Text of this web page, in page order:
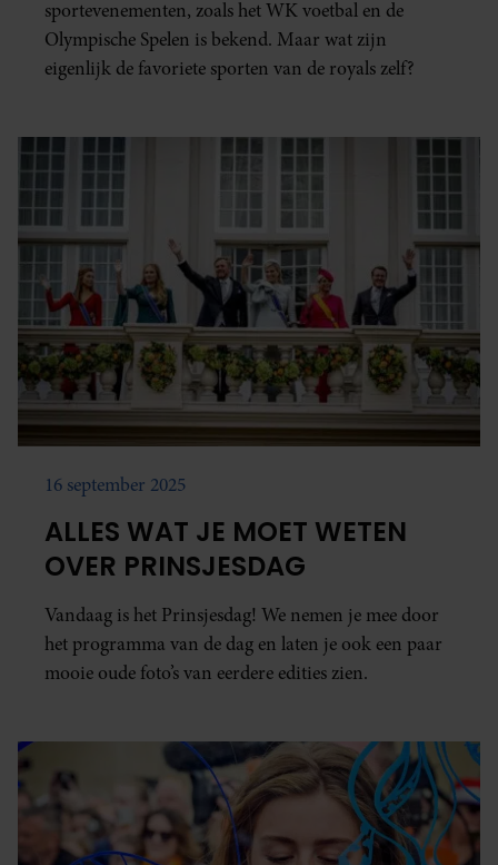
sportevenementen, zoals het WK voetbal en de
Olympische Spelen is bekend. Maar wat zijn
eigenlijk de favoriete sporten van de royals zelf?
16 september 2025
ALLES WAT JE MOET WETEN
OVER PRINSJESDAG
Vandaag is het Prinsjesdag! We nemen je mee door
het programma van de dag en laten je ook een paar
mooie oude foto’s van eerdere edities zien.